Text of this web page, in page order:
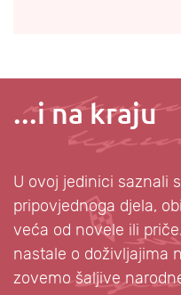
...i na kraju
U ovoj jedinici saznali
pripovjednoga djela,
veća od novele ili
nastale o doživljajima
zovemo šaljive